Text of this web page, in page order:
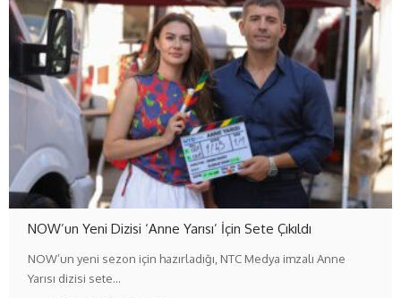
NOW’un Yeni Dizisi ‘Anne Yarısı’ İçin Sete Çıkıldı
NOW’un yeni sezon için hazırladığı, NTC Medya imzalı Anne
Yarısı dizisi sete…